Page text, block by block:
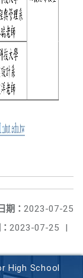
期： 2023-07-25
2023-07-25 |
High School